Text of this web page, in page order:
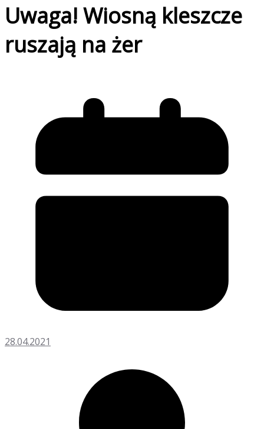
Uwaga! Wiosną kleszcze
ruszają na żer
28.04.2021